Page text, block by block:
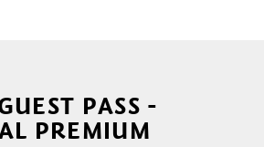
PASS -
PREMIUM